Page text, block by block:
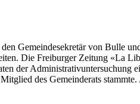
Gemeindesekretär von Bulle
Die Freiburger Zeitung «La
der
des Gemeinderats